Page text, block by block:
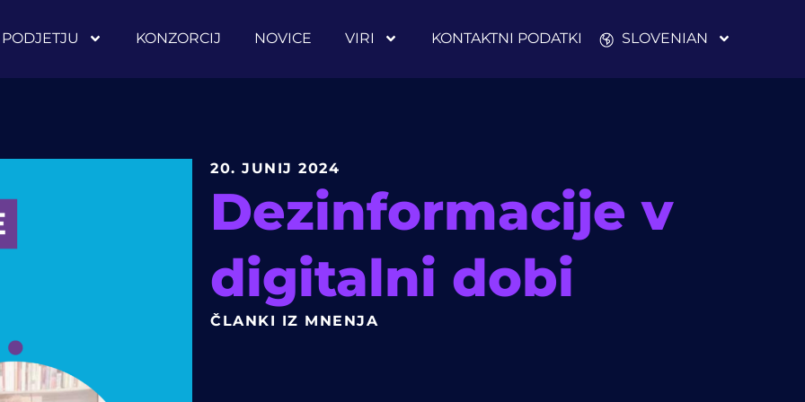
KONZORCIJ NOVICE VIRI KONTAKTNI PODATKI SLOVENIAN
20. JUNIJ 2024
Dezinformacije v
digitalni dobi
ČLANKI IZ MNENJA